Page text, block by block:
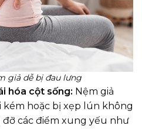
giả dễ bị đau lưng
hóa cột sống: Nệm giả
hoặc bị xẹp lún không
các điểm xung yếu như